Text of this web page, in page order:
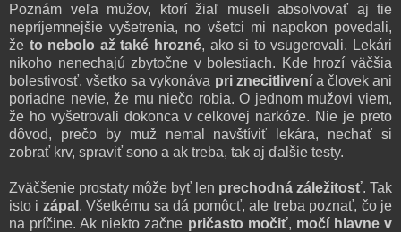
Poznám veľa mužov, ktorí žiaľ museli absolvovať aj tie
nepríjemnejšie vyšetrenia, no všetci mi napokon povedali,
že to nebolo až také hrozné, ako si to vsugerovali. Lekári
nikoho nenechajú zbytočne v bolestiach. Kde hrozí väčšia
bolestivosť, všetko sa vykonáva pri znecitlivenía človek ani
poriadne nevie, že mu niečo robia. O jednom mužovi viem,
že ho vyšetrovali dokonca v celkovej narkóze. Nie je preto
dôvod, prečo by muž nemal navštíviť lekára, nechať si
zobrať krv, spraviť sono a ak treba, tak aj ďalšie testy.
Zväčšenie prostaty môže byť len prechodná záležitosť. Tak
isto i zápal . Všetkému sa dá pomôcť, ale treba poznať, čo je
na príčine. Ak niekto začne pričasto močiť, močí hlavne v